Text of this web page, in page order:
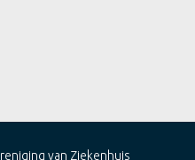
van Ziekenhuis